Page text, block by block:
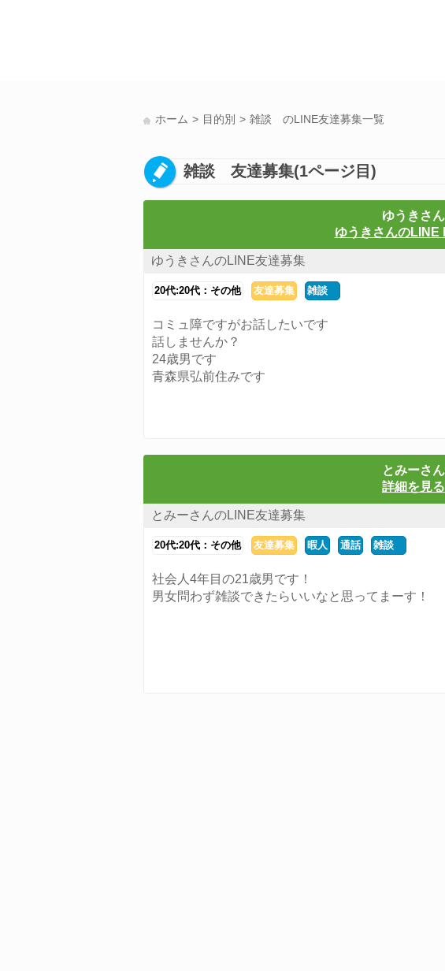
ホーム 目的別 雑談 のLINE友達募集一覧
雑談 友達募集(1ページ目)
ゆうきさん
ゆうきさんのLINE
ゆうきさんのLINE友達募集
20代:20代：その他 友達募集 雑談
コミュ障ですがお話したいです
話しませんか？
24歳男です
青森県弘前住みです
とみーさん
詳細を見る
とみーさんのLINE友達募集
20代:20代：その他 友達募集 暇人 通話 雑談
社会人4年目の21歳男です！
男女問わず雑談できたらいいなと思ってまーす！